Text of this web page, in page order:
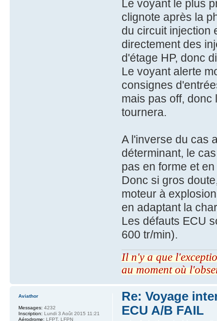
Le voyant le plus
clignote après la
du circuit injection
directement des
d'étage HP, donc
Le voyant alerte
consignes
mais pas off, donc
tournera.
A l'inverse du cas
déterminant, le
pas en forme et
Donc si gros
moteur à
en adaptant la
Les défauts ECU
600 tr/min).
Il n'y a que
au moment où
Re: Voyage
ECU A/B FAIL
Aviathor
Messages: 4232
Inscription: Lundi 3 Août 2015 11:21
Aérodrome: LFPT, LFPN